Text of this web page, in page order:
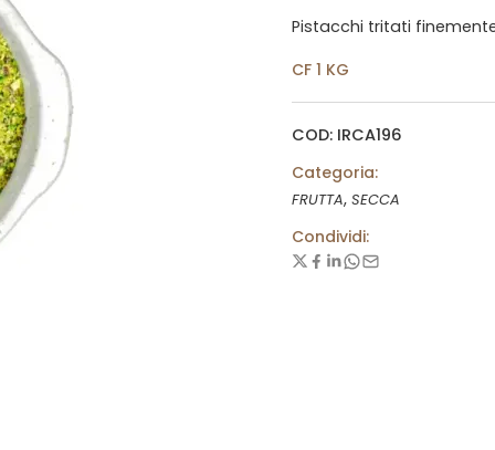
Pistacchi tritati
CF 1 KG
COD: IRCA196
Categoria:
FRUTTA, SECCA
Condividi: